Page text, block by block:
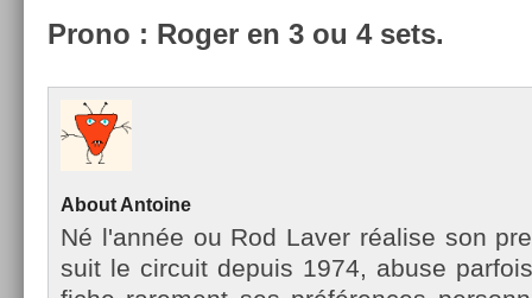
Prono : Roger en 3 ou 4 sets.
About An­toine
Né l'année ou Rod Laver réalise son
suit le cir­cuit de­puis 1974, abuse